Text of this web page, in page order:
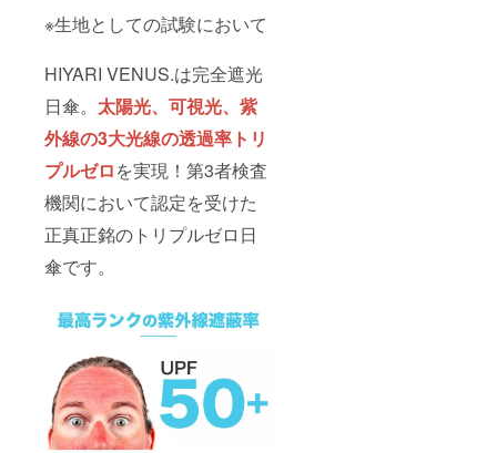
※生地としての試験において
HIYARI VENUS.は完全遮光
日傘。 太陽光、可視光、紫
外線の3大光線の透過率トリ
プルゼロを実現！第3者検査
機関において認定を受けた
正真正銘のトリプルゼロ日
傘です。